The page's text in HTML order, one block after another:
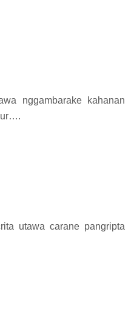
nggambarake kahanan
utawa carane pangripta